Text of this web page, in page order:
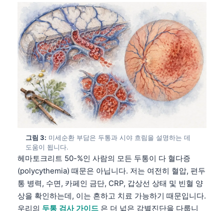
그림 3: 미세순환 부담은 두통과 시야 흐림을 설명하는 데
도움이 됩니다.
헤마토크리트 50-%인 사람의 모든 두통이 다 혈다증
(polycythemia) 때문은 아닙니다. 저는 여전히 혈압, 편두
통 병력, 수면, 카페인 금단, CRP, 갑상선 상태 및 빈혈 양
상을 확인하는데, 이는 흔하고 치료 가능하기 때문입니다.
우리의 두통 검사 가이드 은 더 넓은 감별진단을 다룹니